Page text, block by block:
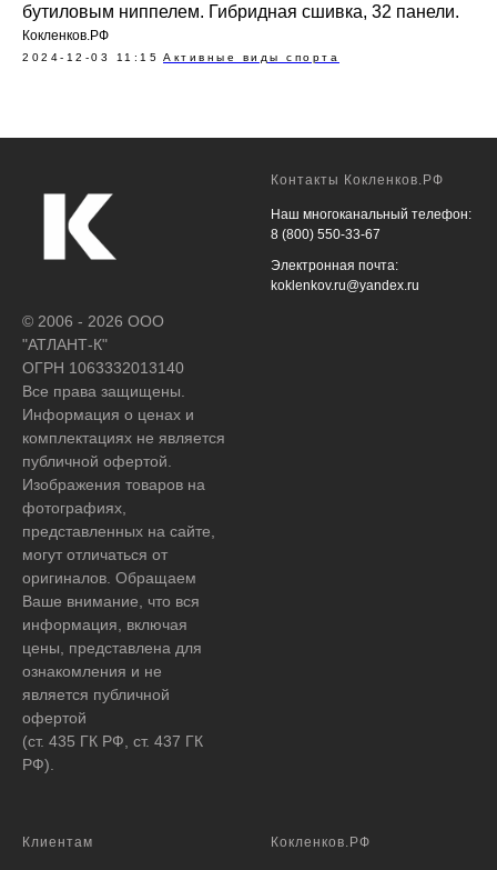
бутиловым ниппелем. Гибридная сшивка, 32 панели.
Кокленков.РФ
2024-12-03 11:15 Активные виды спорта
© 2006 - 2026 ООО
"АТЛАНТ-К"
ОГРН 1063332013140
Все права защищены.
Информация о ценах и
комплектациях не является
публичной офертой.
Изображения товаров на
фотографиях,
представленных на сайте,
могут отличаться от
оригиналов. Обращаем
Ваше внимание, что вся
информация, включая
цены, представлена для
ознакомления и не
является публичной
офертой
(ст. 435 ГК РФ, ст. 437 ГК
РФ).
Контакты Кокленков.РФ
Наш многоканальный телефон:
8 (800) 550-33-67
Электронная почта:
koklenkov.ru@yandex.ru
Клиентам Кокленков.РФ